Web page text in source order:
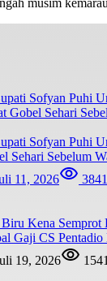
musim
Sofyan Puhi
Sehari Sebelum
11, 2026 3841
Biru Kena Semprot
Gaji CS
19, 2026
1541